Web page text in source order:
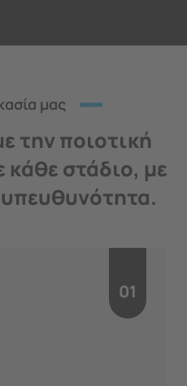
μας
την ποιοτική
στάδιο, με
01